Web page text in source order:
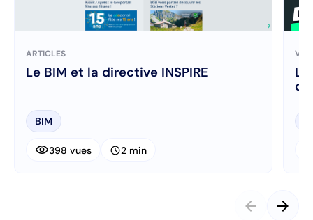
ARTICLES
Le BIM et la directive INSPIRE
BIM
visibility398 vues schedule2 min
arrow_back arrow_forward